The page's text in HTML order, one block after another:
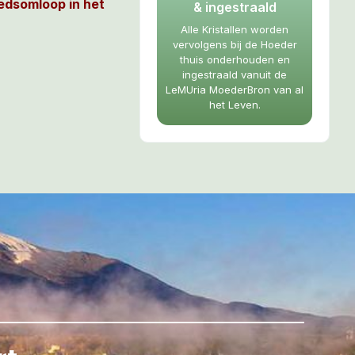
in het
opbeurend.
op
en ambitie
Fysiek heeft
de bloed,
van LeMUria,
& ingestraald
Alle Kristallen worden
vervolgens bij de Hoeder
thuis onderhouden en
ingestraald vanuit de
LeMUria MoederBron van al
het Leven.